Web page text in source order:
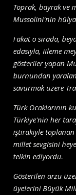
Toprak, bayrak ve
Mussolini'nin
Fakat o sırada,
edasıyla, iileme
gösteriler yapan
burnundan
savurmak üzere
Türk Ocaklarının
Türkiye'nin her
iştirakiyle
millet sevgisini
telkin ediyordu.
Gösterilen arzu
üyelerini Büyük